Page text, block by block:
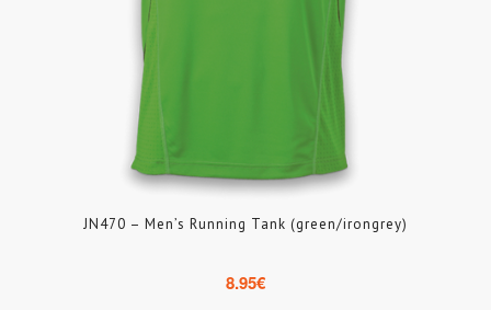
JN470 – Men’s Running Tank (green/irongrey)
8.95€